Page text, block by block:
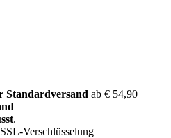
Standardversand ab € 54,90
.
Verschlüsselung